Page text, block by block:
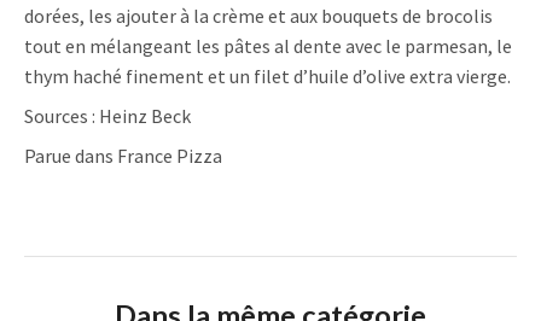
dorées, les ajouter à la crème et aux bouquets de brocolis
tout en mélangeant les pâtes al dente avec le parmesan, le
thym haché finement et un filet d’huile d’olive extra vierge.
Sources : Heinz Beck
Parue dans France Pizza